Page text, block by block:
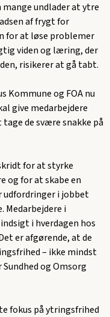
undlader at ytre
af frygt for
for at løse problemer
viden og læring, der
risikerer at gå tabt.
Kommune og FOA nu
give medarbejdere
de svære snakke på
for at styrke
og for at skabe en
udfordringer i jobbet
Medarbejdere i
i hverdagen hos
er afgørende, at de
– ikke mindst
og Omsorg
fokus på ytringsfrihed